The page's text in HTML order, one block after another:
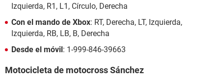
Izquierda, R1, L1, Círculo, Derecha
Con el mando de Xbox: RT, Derecha, LT, Izquierda,
Izquierda, RB, LB, B, Derecha
Desde el móvil: 1-999-846-39663
Motocicleta de motocross Sánchez